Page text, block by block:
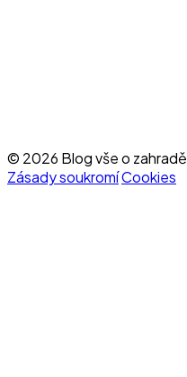
© 2026 Blog vše o zahradě
Zásady soukromíCookies